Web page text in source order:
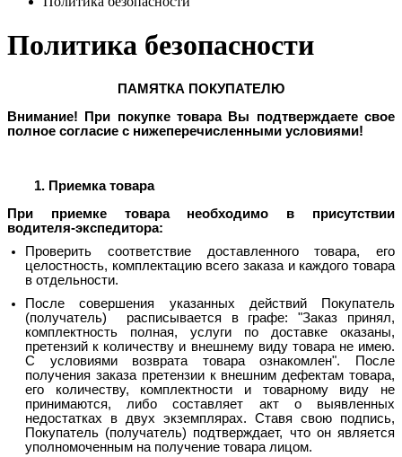
Политика безопасности
ПАМЯТКА ПОКУПАТЕЛЮ
Внимание! При покупке товара Вы подтверждаете свое
полное согласие с нижеперечисленными условиями!
1. Приемка товара
При приемке товара необходимо в присутствии
водителя-экспедитора:
Проверить соответствие доставленного товара, его
целостность, комплектацию всего заказа и каждого товара
в отдельности.
После совершения указанных действий Покупатель
(получатель) расписывается в графе: "Заказ принял,
комплектность полная, услуги по доставке оказаны,
претензий к количеству и внешнему виду товара не имею.
С условиями возврата товара ознакомлен". После
получения заказа претензии к внешним дефектам товара,
его количеству, комплектности и товарному виду не
принимаются, либо составляет акт о выявленных
недостатках в двух экземплярах. Ставя свою подпись,
Покупатель (получатель) подтверждает, что он является
уполномоченным на получение товара лицом.